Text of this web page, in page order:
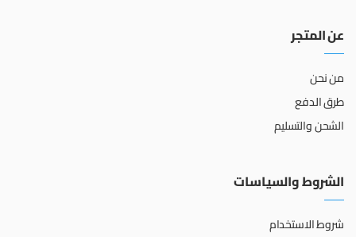
عن المتجر
من نحن
طرق الدفع
الشحن والتسليم
الشروط والسياسات
شروط الاستخدام